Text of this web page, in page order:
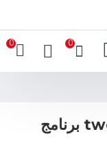
0
0
سوج 10 امبير سمارت two way برنامج